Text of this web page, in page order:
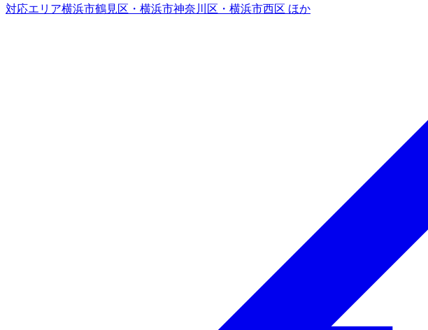
対応エリア横浜市鶴見区・横浜市神奈川区・横浜市西区 ほか